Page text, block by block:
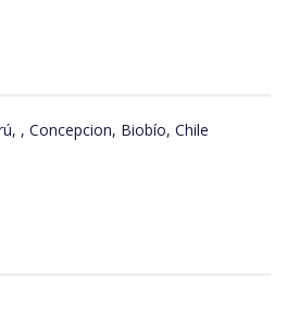
, Concepcion, Biobío, Chile